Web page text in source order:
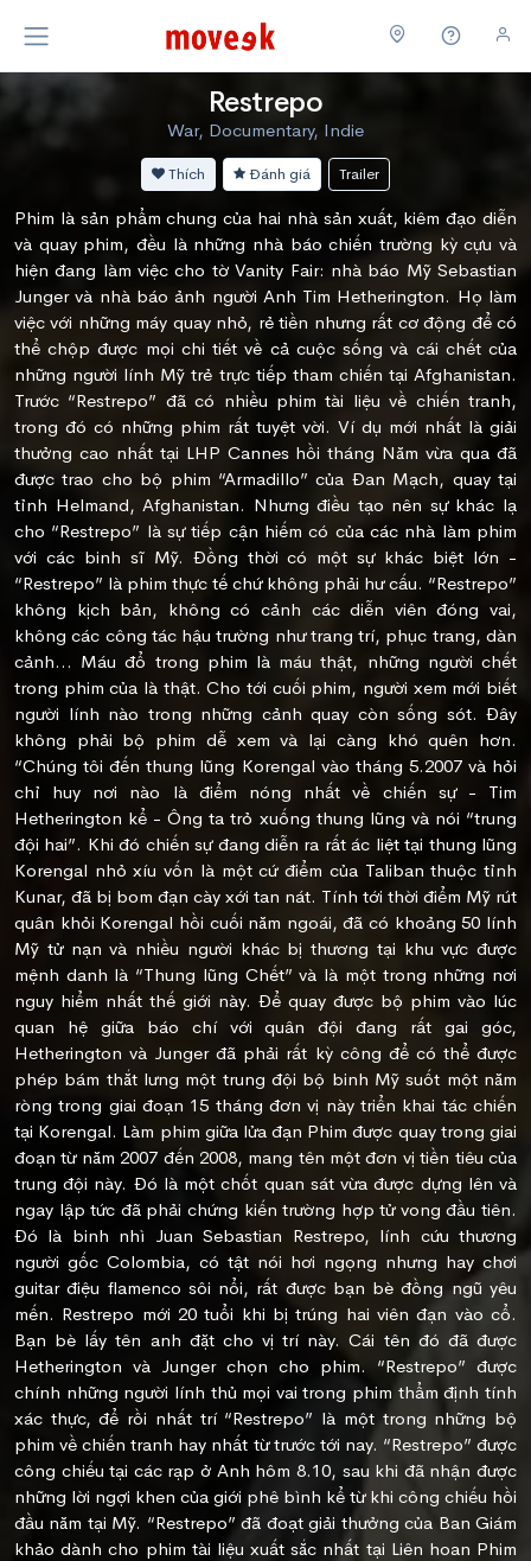
Restrepo
War, Documentary, Indie
Thích Đánh giá Trailer
Phim là sản phẩm chung của hai nhà sản xuất, kiêm đạo diễn
và quay phim, đều là những nhà báo chiến trường kỳ cựu và
hiện đang làm việc cho tờ Vanity Fair: nhà báo Mỹ Sebastian
Junger và nhà báo ảnh người Anh Tim Hetherington. Họ làm
việc với những máy quay nhỏ, rẻ tiền nhưng rất cơ động để có
thể chộp được mọi chi tiết về cả cuộc sống và cái chết của
những người lính Mỹ trẻ trực tiếp tham chiến tại Afghanistan.
Trước “Restrepo” đã có nhiều phim tài liệu về chiến tranh,
trong đó có những phim rất tuyệt vời. Ví dụ mới nhất là giải
thưởng cao nhất tại LHP Cannes hồi tháng Năm vừa qua đã
được trao cho bộ phim “Armadillo” của Đan Mạch, quay tại
tỉnh Helmand, Afghanistan. Nhưng điều tạo nên sự khác lạ
cho “Restrepo” là sự tiếp cận hiếm có của các nhà làm phim
với các binh sĩ Mỹ. Đồng thời có một sự khác biệt lớn -
“Restrepo” là phim thực tế chứ không phải hư cấu. “Restrepo”
không kịch bản, không có cảnh các diễn viên đóng vai,
không các công tác hậu trường như trang trí, phục trang, dàn
cảnh… Máu đổ trong phim là máu thật, những người chết
trong phim của là thật. Cho tới cuối phim, người xem mới biết
người lính nào trong những cảnh quay còn sống sót. Đây
không phải bộ phim dễ xem và lại càng khó quên hơn.
“Chúng tôi đến thung lũng Korengal vào tháng 5.2007 và hỏi
chỉ huy nơi nào là điểm nóng nhất về chiến sự - Tim
Hetherington kể - Ông ta trỏ xuống thung lũng và nói “trung
đội hai”. Khi đó chiến sự đang diễn ra rất ác liệt tại thung lũng
Korengal nhỏ xíu vốn là một cứ điểm của Taliban thuộc tỉnh
Kunar, đã bị bom đạn cày xới tan nát. Tính tới thời điểm Mỹ rút
quân khỏi Korengal hồi cuối năm ngoái, đã có khoảng 50 lính
Mỹ tử nạn và nhiều người khác bị thương tại khu vực được
mệnh danh là “Thung lũng Chết” và là một trong những nơi
nguy hiểm nhất thế giới này. Để quay được bộ phim vào lúc
quan hệ giữa báo chí với quân đội đang rất gai góc,
Hetherington và Junger đã phải rất kỳ công để có thể được
phép bám thắt lưng một trung đội bộ binh Mỹ suốt một năm
ròng trong giai đoạn 15 tháng đơn vị này triển khai tác chiến
tại Korengal. Làm phim giữa lửa đạn Phim được quay trong giai
đoạn từ năm 2007 đến 2008, mang tên một đơn vị tiền tiêu của
trung đội này. Đó là một chốt quan sát vừa được dựng lên và
ngay lập tức đã phải chứng kiến trường hợp tử vong đầu tiên.
Đó là binh nhì Juan Sebastian Restrepo, lính cứu thương
người gốc Colombia, có tật nói hơi ngọng nhưng hay chơi
guitar điệu flamenco sôi nổi, rất được bạn bè đồng ngũ yêu
mến. Restrepo mới 20 tuổi khi bị trúng hai viên đạn vào cổ.
Bạn bè lấy tên anh đặt cho vị trí này. Cái tên đó đã được
Hetherington và Junger chọn cho phim. “Restrepo” được
chính những người lính thủ mọi vai trong phim thẩm định tính
xác thực, để rồi nhất trí “Restrepo” là một trong những bộ
phim về chiến tranh hay nhất từ trước tới nay. “Restrepo” được
công chiếu tại các rạp ở Anh hôm 8.10, sau khi đã nhận được
những lời ngợi khen của giới phê bình kể từ khi công chiếu hồi
đầu năm tại Mỹ. “Restrepo” đã đoạt giải thưởng của Ban Giám
khảo dành cho phim tài liệu xuất sắc nhất tại Liên hoan Phim